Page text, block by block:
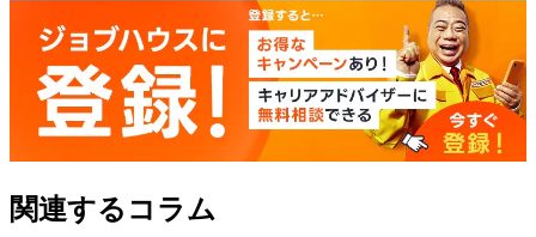
関連するコラム